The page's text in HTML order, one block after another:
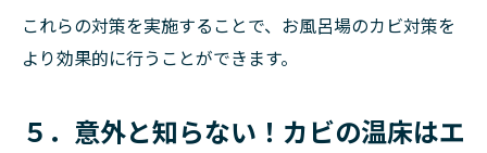
これらの対策を実施することで、お風呂場のカビ対策を
より効果的に行うことができます。
５．意外と知らない！カビの温床はエ